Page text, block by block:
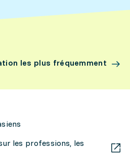
les plus fréquemment
les professions, les